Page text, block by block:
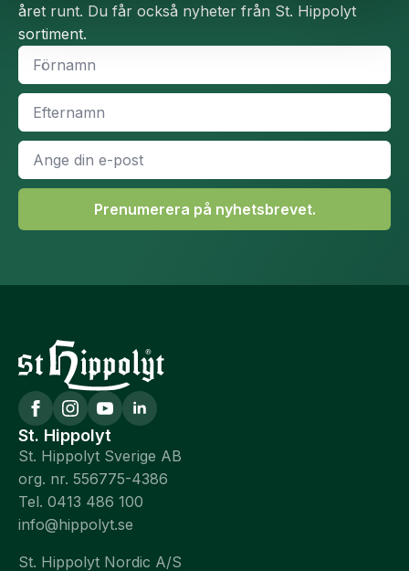
året runt. Du får också nyheter från St. Hippolyt
sortiment.
Namn
Efternamn
E-
post
*
Prenumerera på nyhetsbrevet.
St. Hippolyt
St. Hippolyt Sverige AB
org. nr. 556775-4386
Tel. 0413 486 100
info@hippolyt.se
St. Hippolyt Nordic A/S